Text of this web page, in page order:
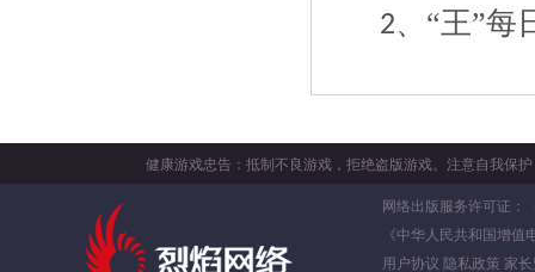
2、“王”每
健康游戏忠告：抵制不良游戏，拒绝盗版游戏。注意自我保
网络出版服务许可证：
《中华人民共和国增
用户协议 隐私政策 家